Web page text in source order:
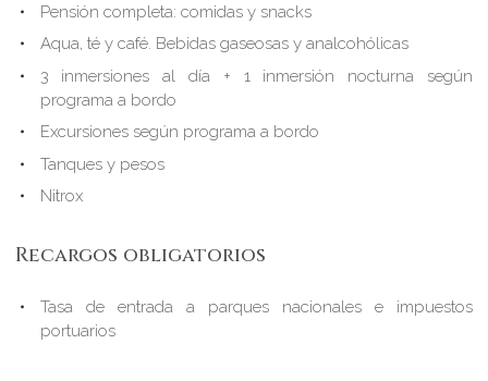
Pensión completa: comidas y snacks
Aqua, té y café. Bebidas gaseosas y analcohólicas
3 inmersiones al día + 1 inmersión nocturna según
programa a bordo
Excursiones según programa a bordo
Tanques y pesos
Nitrox
Recargos obligatorios
Tasa de entrada a parques nacionales e impuestos
portuarios